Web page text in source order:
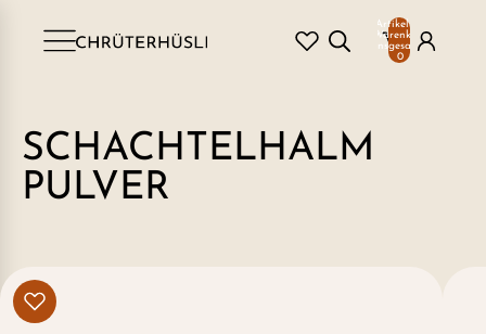
Artikel im
Warenkorb
insgesamt:
0
SCHACHTELHALM
PULVER